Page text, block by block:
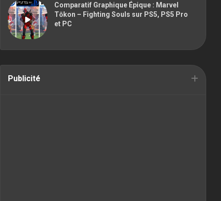
Comparatif Graphique Épique : Marvel
Tōkon – Fighting Souls sur PS5, PS5 Pro
et PC
Publicité